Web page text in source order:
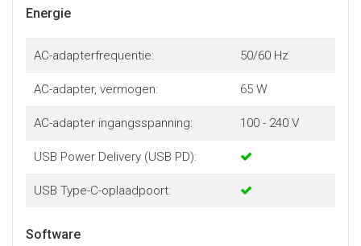
Energie
AC-adapterfrequentie: 50/60 Hz
AC-adapter, vermogen: 65 W
AC-adapter ingangsspanning: 100 - 240 V
USB Power Delivery (USB PD):
USB Type-C-oplaadpoort:
Software